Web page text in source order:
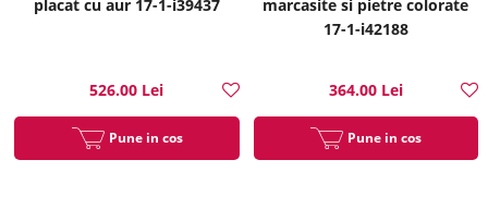
placat cu aur 17-1-i39437
526.00 Lei
Pune in cos
marcasite si pietre colorate
17-1-i42188
364.00 Lei
Pune in cos